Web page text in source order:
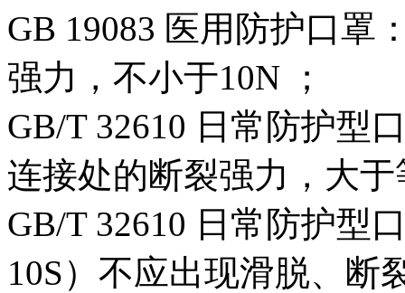
GB 19083 医用防护口罩
强力，不小于10N ；
GB/T 32610 日常防护型
连接处的断裂强力，大于
GB/T 32610 日常防护型
10S）不应出现滑脱、断